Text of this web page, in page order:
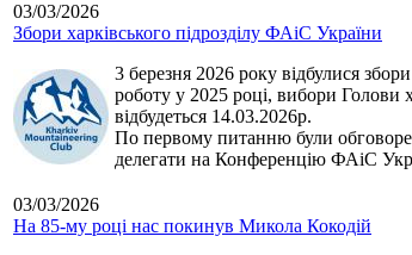
03/03/2026
Збори харківського підрозділу ФАіС України
3 березня 2026 року відбулися
роботу у 2025 році, вибори Голови
відбудеться 14.03.2026р.
По первому питанню були
делегати на Конференцію ФАіС
03/03/2026
На 85-му році нас покинув Микола Кокодій